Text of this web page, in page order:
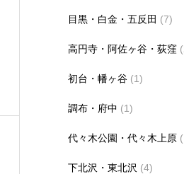
目黒・白金・五反田 (7)
高円寺・阿佐ヶ谷・荻窪
初台・幡ヶ谷 (1)
調布・府中 (1)
代々木公園・代々木上原
下北沢・東北沢 (4)